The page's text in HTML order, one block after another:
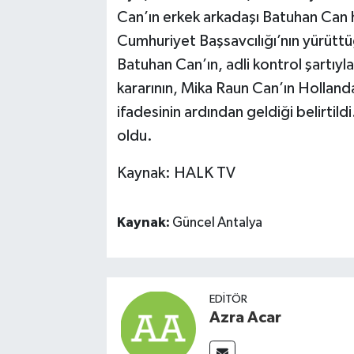
Can’ın erkek arkadaşı Batuhan
Cumhuriyet Başsavcılığı’nın
Batuhan Can’ın, adli kontrol
kararının, Mika Raun Can’ın
ifadesinin ardından geldiği
oldu.
Kaynak: HALK TV
Kaynak: Güncel Antalya
EDITÖR
Azra Acar